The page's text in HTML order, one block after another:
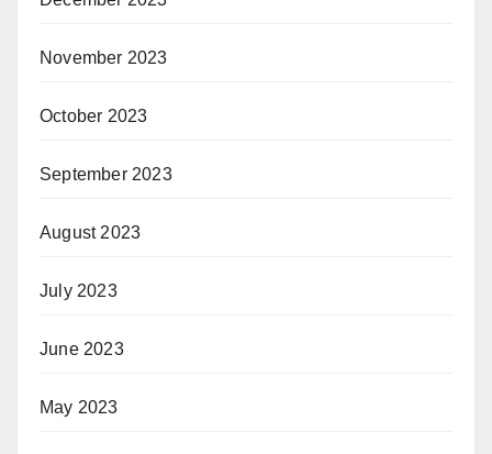
November 2023
October 2023
September 2023
August 2023
July 2023
June 2023
May 2023